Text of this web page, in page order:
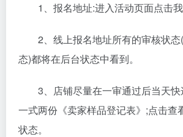
1、报名地址:进入活动页面点击我
2、线上报名地址所有的审核状
态)都将在后台状态中看到。
3、店铺尽量在一审通过后当天
一式两份《卖家样品登记表》;点击查
状态。